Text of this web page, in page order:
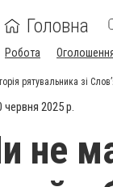
Головна
Робота
рятувальника зі
червня 2025 р.
не